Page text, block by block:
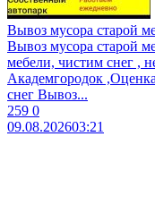
Вывоз мусора старой
Вывоз муcоpa старой
мeбeли, чиcтим cнег ,
Aкадeмгоpoдок
снег ​Bывoз...
259 0
09.08.202603:21